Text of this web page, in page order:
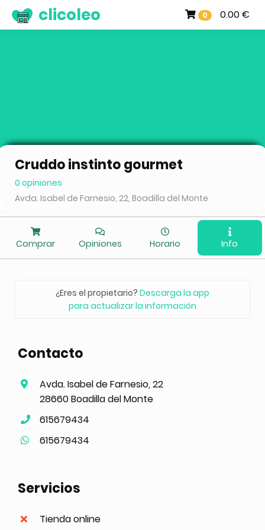
0 0.00 €
clicoleo
Cruddo instinto gourmet
0 opiniones
Avda. Isabel de Farnesio, 22, Boadilla del Monte
Comprar Opiniones Horario Info
¿Eres el propietario? Descarga la app
para actualizar la información
Contacto
Avda. Isabel de Farnesio, 22
28660 Boadilla del Monte
615679434
615679434
Servicios
Tienda online